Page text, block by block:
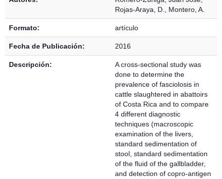
Rojas-Araya, D.
Montero, A.
Formato: artículo
Fecha de Publicación: 2016
Descripción:
A cross-sectional study was
done to determine the
prevalence of fasciolosis in
cattle slaughtered in abattoirs
of Costa Rica and to compare
4 different diagnostic
techniques (macroscopic
examination of the livers,
standard sedimentation of
stool, standard sedimentation
of the fluid of the gallbladder,
and detection of copro-antigen